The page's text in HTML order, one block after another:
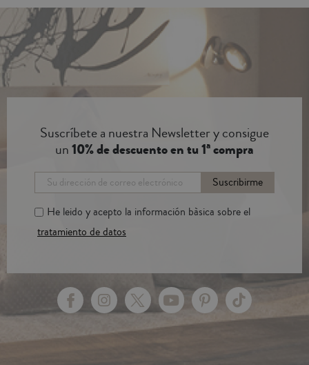
Suscríbete a nuestra Newsletter y consigue
un10% de descuento en tu 1ª compra
Suscribirme
He leido y acepto la información bàsica sobre el
tratamiento de datos